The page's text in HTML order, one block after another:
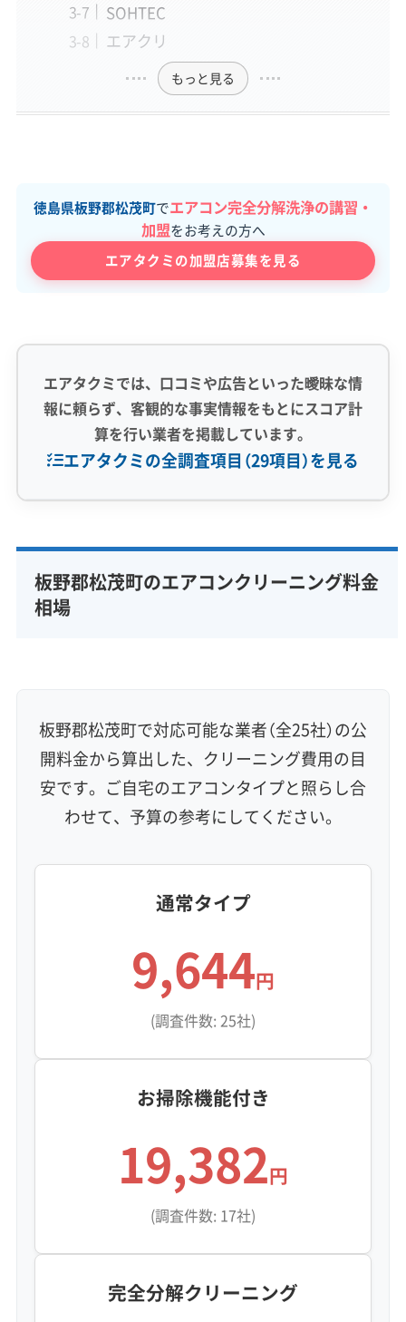
SOHTEC
エアクリ
もっと見る
徳島県板野郡松茂町でエアコン完全分解洗浄の講習・
加盟をお考えの方へ
エアタクミの加盟店募集を見る
エアタクミでは、口コミや広告といった曖昧な情
報に頼らず、客観的な事実情報をもとにスコア計
算を行い業者を掲載しています。
エアタクミの全調査項目（29項目）を見る
完全分解洗浄 部分クリーニング
実績10年以上
資格保有スタッフ
エコ洗剤使用
アレルギー対策
ハウスダスト除去
地域密着型
フランチャイズ
利便性・サービス (12)
定額料金 複数台割引 初回割引
定期メンテナンス
板野郡松茂町のエアコンクリーニング料金
相場
板野郡松茂町で対応可能な業者（全25社）の公
開料金から算出した、クリーニング費用の目
安です。ご自宅のエアコンタイプと照らし合
わせて、予算の参考にしてください。
通常タイプ
9,644円
(調査件数: 25社)
お掃除機能付き
19,382円
(調査件数: 17社)
完全分解クリーニング